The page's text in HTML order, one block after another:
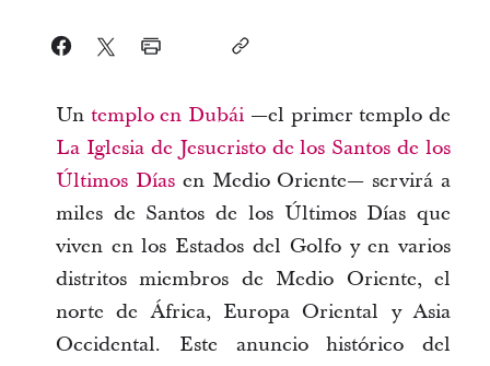
Un templo en Dubái —el primer templo de
La Iglesia de Jesucristo de los Santos de los
Últimos Díasen Medio Oriente— servirá a
miles de Santos de los Últimos Días que
viven en los Estados del Golfo y en varios
distritos miembros de Medio Oriente, el
norte de África, Europa Oriental y Asia
Occidental. Este anuncio histórico del